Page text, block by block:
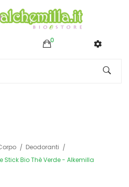
0
Deodoranti
Stick Bio Thè Verde - Alkemilla